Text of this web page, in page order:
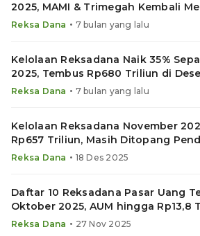
2025, MAMI & Trimegah Kembali
Reksa Dana • 7 bulan yang lalu
Kelolaan Reksadana Naik 35%
2025, Tembus Rp680 Triliun di
Reksa Dana • 7 bulan yang lalu
Kelolaan Reksadana November
Rp657 Triliun, Masih Ditopang
Tetap
Reksa Dana • 18 Des 2025
Daftar 10 Reksadana Pasar Uang
Oktober 2025, AUM hingga Rp13,8
Reksa Dana • 27 Nov 2025